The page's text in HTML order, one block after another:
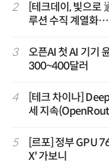
2
[테크데이, 빛으로
루션 수직 계열화
3
오픈AI 첫 AI 기기
300~400달러
4
[테크 차이나]
세 지속
5
[르포] 정부 GPU
X' 가보니